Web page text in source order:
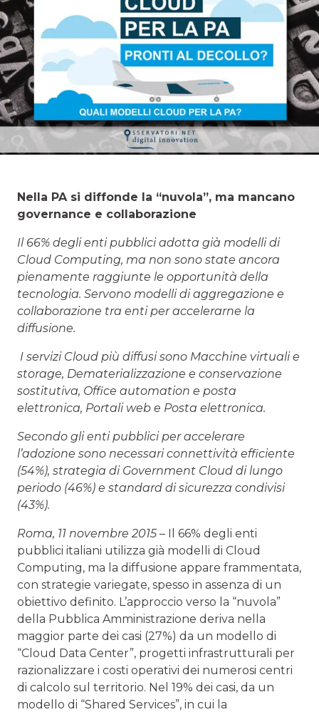
Nella PA si diffonde la “nuvola”, ma mancano
governance e collaborazione
Il 66% degli enti pubblici adotta già modelli di
Cloud Computing, ma non sono state ancora
pienamente raggiunte le opportunità della
tecnologia. Servono modelli di aggregazione e
collaborazione tra enti per accelerarne la
diffusione.
I servizi Cloud più diffusi sono Macchine virtuali e
storage, Dematerializzazione e conservazione
sostitutiva, Office automation e posta
elettronica, Portali web e Posta elettronica.
Secondo gli enti pubblici per accelerare
l’adozione sono necessariconnettività efficiente
(54%), strategia di Government Cloud di lungo
periodo (46%) e standard di sicurezza condivisi
(43%).
Roma, 11 novembre 2015– Il 66% degli enti
pubblici italiani utilizza già modelli di Cloud
Computing, ma la diffusione appare frammentata,
con strategie variegate, spesso in assenza di un
obiettivo definito. L’approccio verso la “nuvola”
della Pubblica Amministrazione deriva nella
maggior parte dei casi (27%) da un modello di
“Cloud Data Center”, progetti infrastrutturali per
razionalizzare i costi operativi dei numerosi centri
di calcolo sul territorio. Nel 19% dei casi, da un
modello di “Shared Services”, in cui la